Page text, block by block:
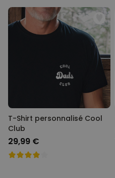
T-Shirt personnalisé Cool
Club
29,99 €